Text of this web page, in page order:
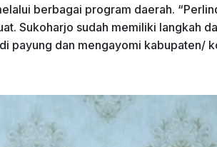
berbagai program daerah.
Sukoharjo sudah memiliki langkah
payung dan mengayomi kabupaten/